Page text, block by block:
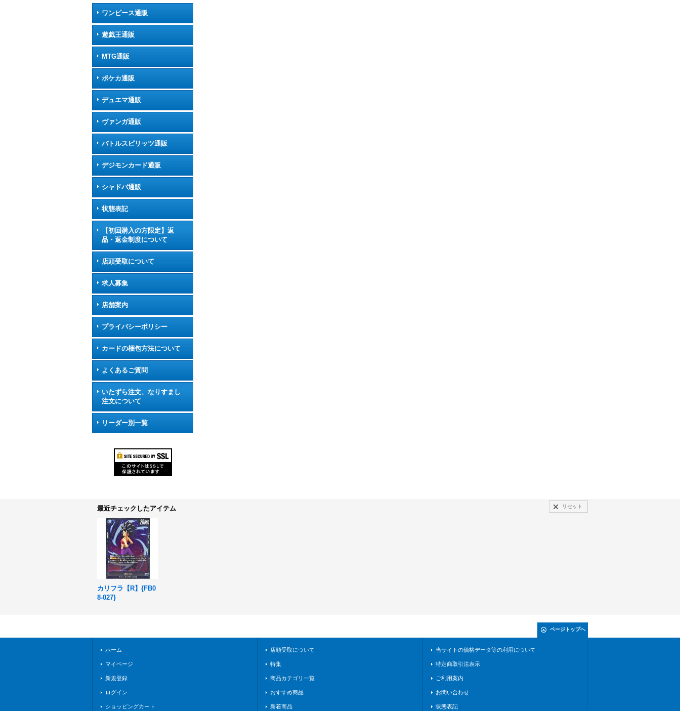
ワンピース通販
遊戯王通販
MTG通販
ポケカ通販
デュエマ通販
ヴァンガ通販
バトルスピリッツ通販
デジモンカード通販
シャドバ通販
状態表記
【初回購入の方限定】返
品・返金制度について
店頭受取について
求人募集
店舗案内
プライバシーポリシー
カードの梱包方法について
よくあるご質問
いたずら注文、なりすまし
注文について
リーダー別一覧
最近チェックしたアイテム リセット
カリフラ【R】{FB0
8-027}
ページトップへ
ホーム
マイページ
新規登録
ログイン
ショッピングカート
店頭受取について
特集
商品カテゴリ一覧
おすすめ商品
新着商品
当サイトの価格データ等の利用について
特定商取引法表示
ご利用案内
お問い合わせ
状態表記